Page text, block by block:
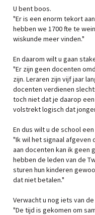
U bent boos.
"Er is een enorm tekort
hebben we 1700 fte te
wiskunde meer vinden."
En daarom wilt u gaan
"Er zijn geen docenten
zijn. Leraren zijn vijf jaar
docenten verdienen
toch niet dat je daarop
volstrekt logisch dat
En dus wilt u de school
"Ik wil het signaal afgeven
aan docenten kan ik geen
hebben de leden van de
sturen hun kinderen
dat niet betalen."
Verwacht u nog iets van de
"De tijd is gekomen om